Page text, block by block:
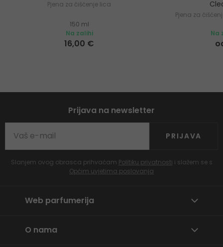
Pjena za čišćenje lica
150 ml
Na zalihi
16,00 €
Pjena za
Na
Prijava na newsletter
PRIJAVA
Slanjem ovog obrasca prihvaćam Politiku privatnosti i slažem se s
Općim uvjetima poslovanja
Web parfumerija
O nama